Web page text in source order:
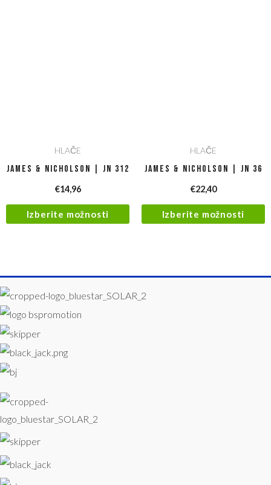
HLAČE
James & Nicholson | JN 312
€14,96
Izberite možnosti
HLAČE
James & Nicholson | JN 36
€22,40
Izberite možnosti